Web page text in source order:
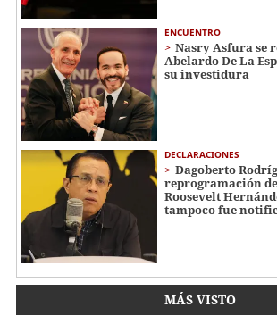
ENCUENTRO
Nasry Asfura se
Abelardo De La
su investidura
DECLARACIONES
Dagoberto
reprogramación
Roosevelt
tampoco fue
MÁS VISTO